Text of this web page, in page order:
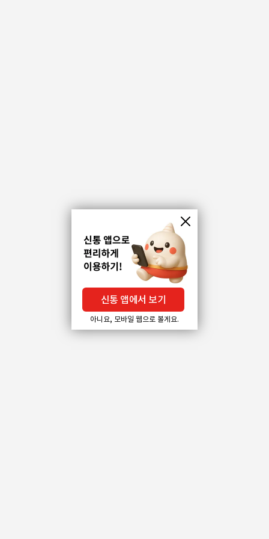
신통 앱에서 보기
아니요, 모바일 웹으로 볼게요.